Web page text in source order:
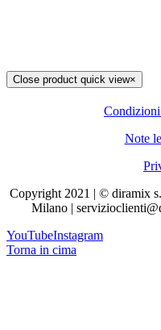
Close product quick view×
Note
Copyright 2021 | © diramix
Milano |
YouTubeInstagram
Torna in cima